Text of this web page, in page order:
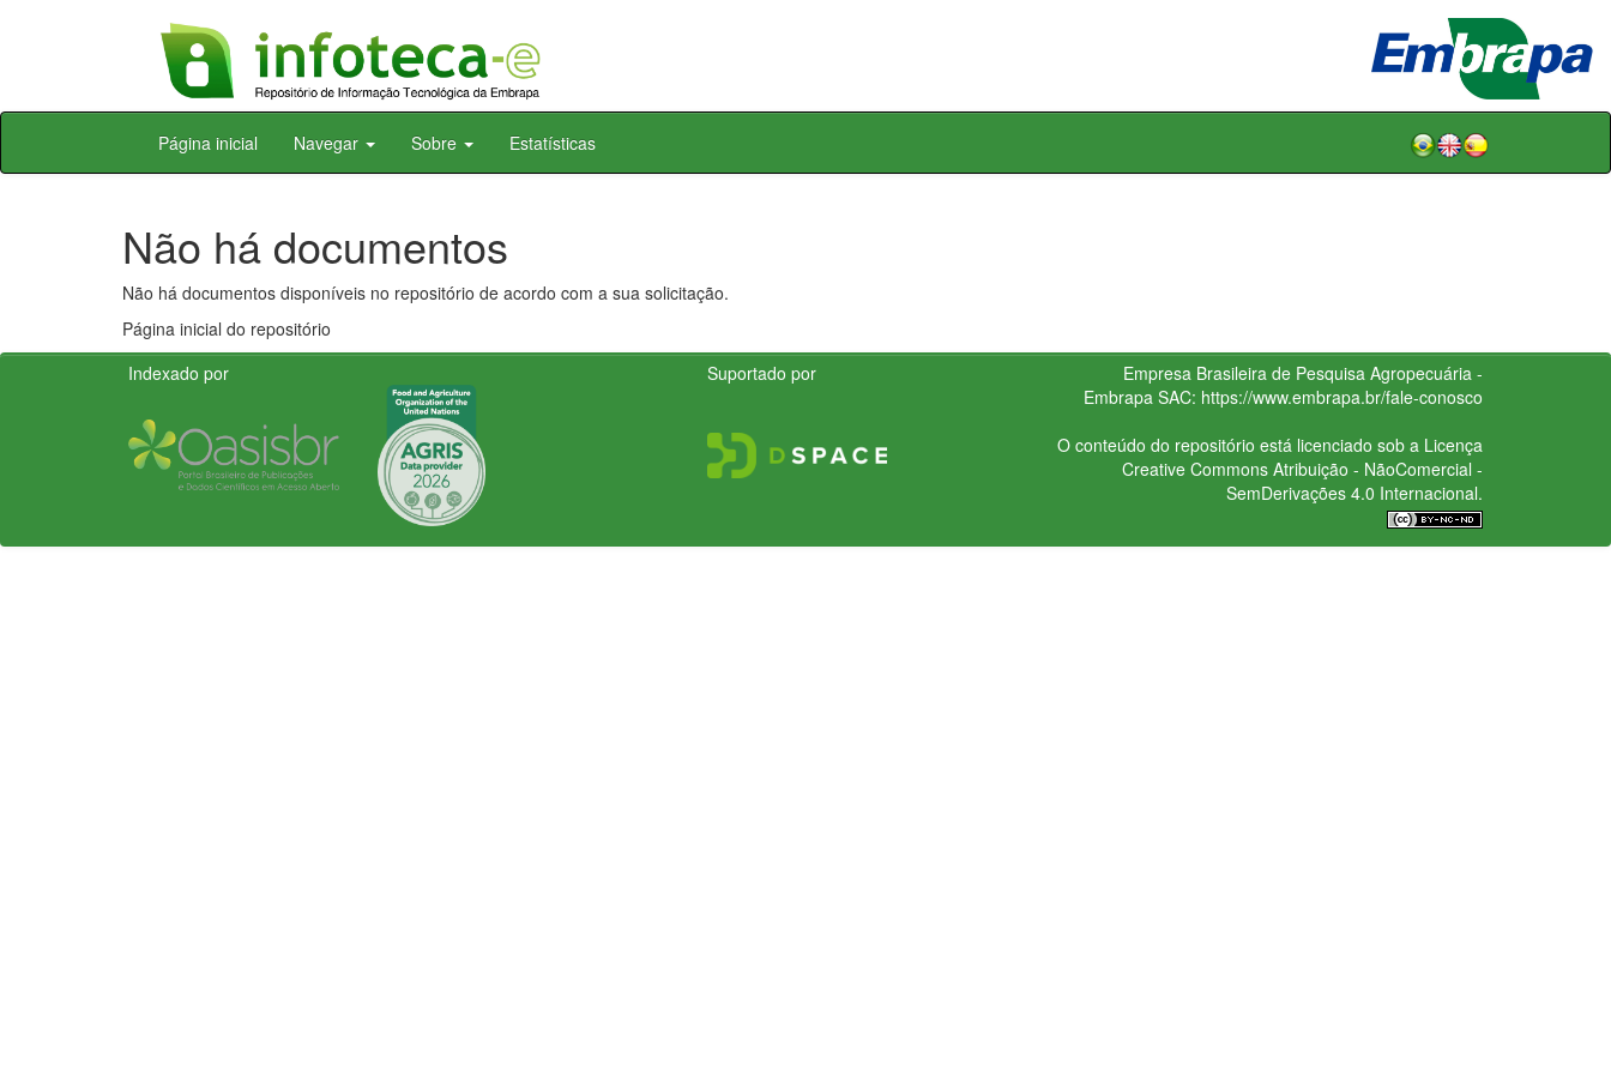
Skip
Página inicial Navegar Sobre Estatísticas
Não há documentos
Não há documentos disponíveis no repositório de acordo com a sua solicitação.
Página inicial do repositório
Indexado por
Suportado por
Empresa Brasileira de Pesquisa Agropecuária -
Embrapa SAC: https://www.embrapa.br/fale-conosco
O conteúdo do repositório está licenciado sob a Licença
Creative CommonsAtribuição - NãoComercial -
SemDerivações 4.0 Internacional.